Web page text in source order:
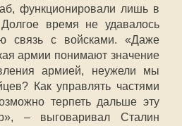
функционировали лишь в
время не удавалось
связь с войсками. «Даже
армии понимают значение
армией, неужели мы
Как управлять частями
терпеть дальше эту
– выговаривал Сталин